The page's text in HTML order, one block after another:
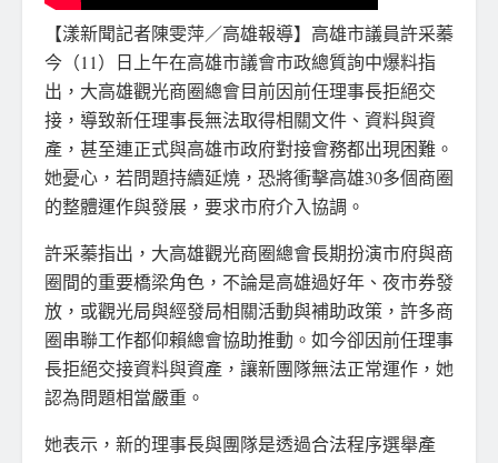
【漾新聞記者陳雯萍／高雄報導】高雄市議員許采蓁
今（11）日上午在高雄市議會市政總質詢中爆料指
出，大高雄觀光商圈總會目前因前任理事長拒絕交
接，導致新任理事長無法取得相關文件、資料與資
產，甚至連正式與高雄市政府對接會務都出現困難。
她憂心，若問題持續延燒，恐將衝擊高雄30多個商圈
的整體運作與發展，要求市府介入協調。
許采蓁指出，大高雄觀光商圈總會長期扮演市府與商
圈間的重要橋梁角色，不論是高雄過好年、夜市券發
放，或觀光局與經發局相關活動與補助政策，許多商
圈串聯工作都仰賴總會協助推動。如今卻因前任理事
長拒絕交接資料與資產，讓新團隊無法正常運作，她
認為問題相當嚴重。
她表示，新的理事長與團隊是透過合法程序選舉產